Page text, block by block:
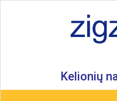
Kelionių